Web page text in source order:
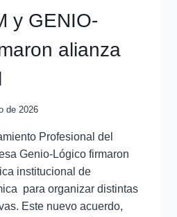
y GENIO-
alianza
de 2026
Profesional del
Genio-Lógico firmaron
institucional de
para organizar distintas
Este nuevo acuerdo,